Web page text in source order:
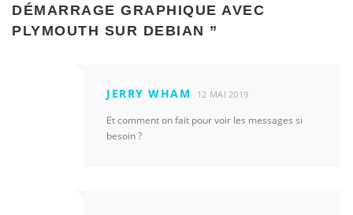
DÉMARRAGE GRAPHIQUE AVEC
PLYMOUTH SUR DEBIAN ”
JERRY WHAM 12 MAI 2019
Et comment on fait pour voir les messages si
besoin ?